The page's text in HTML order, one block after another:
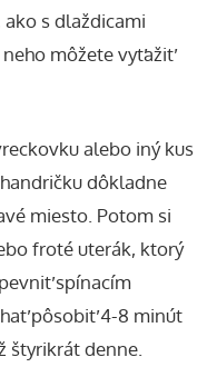
ako s dlaždicami
môžete vyťažiť
alebo iný kus
dôkladne
miesto. Potom si
froté uterák, ktorý
spínacím
pôsobiť 4-8 minút
štyrikrát denne.